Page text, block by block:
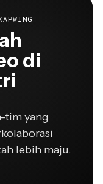
di
tim yang
lebih maju.